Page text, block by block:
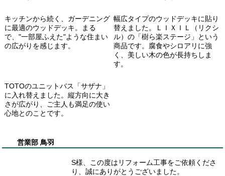
キッチンから続く、ガーデニング
に最適のウッドデッキ。まる
で、"一部屋ふえた"ような住まい
の広がりを感じます。
幅広タイプのウッドデッキに貼り
替えました。ＬＩＸＩＬ（リクシ
ル）の「樹ら楽ステージ」という
商品です。腐食やシロアリに強
く、美しい木の色が長持ちしま
す。
TOTOのユニットバス「サザナ」
に入れ替えました。縦方向に大き
さが広がり、ご主人も満足の使い
心地とのことです。
営業部 鳥羽
S様、この度はリフォーム工事をご依頼くださ
り、誠にありがとうございました。